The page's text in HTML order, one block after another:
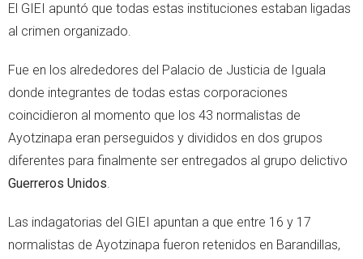
El GIEI apuntó que todas estas instituciones estaban ligadas
al crimen organizado.
Fue en los alrededores del Palacio de Justicia de Iguala
donde integrantes de todas estas corporaciones
coincidieron al momento que los 43 normalistas de
Ayotzinapa eran perseguidos y divididos en dos grupos
diferentes para finalmente ser entregados al grupo delictivo
Guerreros Unidos.
Las indagatorias del GIEI apuntan a que entre 16 y 17
normalistas de Ayotzinapa fueron retenidos en Barandillas,